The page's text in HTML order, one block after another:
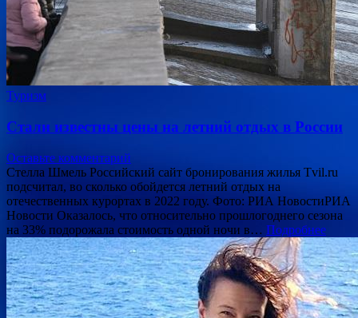
Туризм
Стали известны цены на летний отдых в России
Оставьте комментарий
Стелла Шмель Российский сайт бронирования жилья Tvil.ru
подсчитал, во сколько обойдется летний отдых на
отечественных курортах в 2022 году. Фото: РИА НовостиРИА
Новости Оказалось, что относительно прошлогоднего сезона
на 33% подорожала стоимость одной ночи в… Подробнее